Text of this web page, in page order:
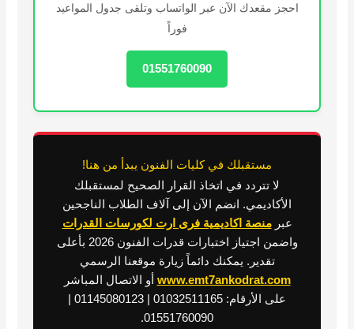
احجز مقعدك الآن عبر الواتساب وتلقى جدول المواعيد
فوراً
01551760090
مستقبلك في كليات الفنون يبدأ من هنا!
لا تتردد في اتخاذ القرار الصحيح لمستقبلك
الأكاديمي. انضم الآن إلى آلاف الطلاب الناجحين
عبرمنصة اكاديمية فرى ارت لكورسات القدرات
واضمن اجتياز اختبارات قدرات الفنون 2026 بأعلى
تقدير. يمكنك دائماً زيارة موقعنا الرسمي
www.emt7ankodrat.com أو الاتصال المباشر
01551760090.